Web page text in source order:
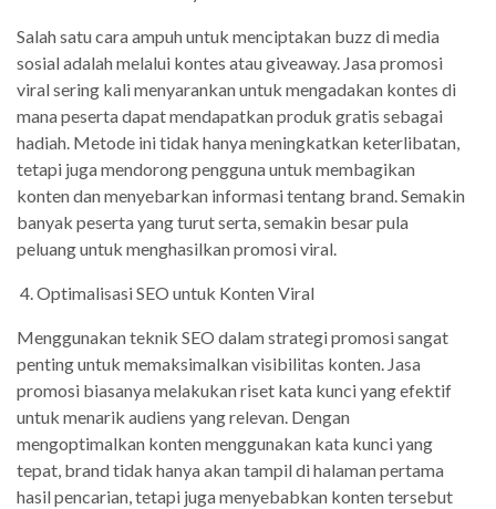
Salah satu cara ampuh untuk menciptakan buzz di media
sosial adalah melalui kontes atau giveaway. Jasa promosi
viral sering kali menyarankan untuk mengadakan kontes di
mana peserta dapat mendapatkan produk gratis sebagai
hadiah. Metode ini tidak hanya meningkatkan keterlibatan,
tetapi juga mendorong pengguna untuk membagikan
konten dan menyebarkan informasi tentang brand. Semakin
banyak peserta yang turut serta, semakin besar pula
peluang untuk menghasilkan promosi viral.
4. Optimalisasi SEO untuk Konten Viral
Menggunakan teknik SEO dalam strategi promosi sangat
penting untuk memaksimalkan visibilitas konten. Jasa
promosi biasanya melakukan riset kata kunci yang efektif
untuk menarik audiens yang relevan. Dengan
mengoptimalkan konten menggunakan kata kunci yang
tepat, brand tidak hanya akan tampil di halaman pertama
hasil pencarian, tetapi juga menyebabkan konten tersebut